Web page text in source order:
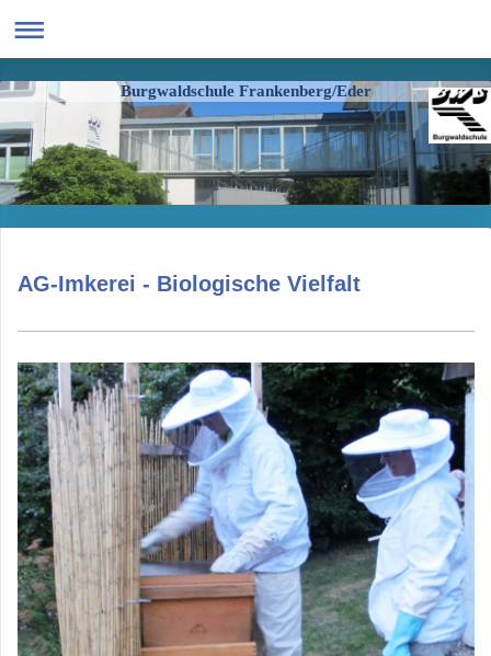
Burgwaldschule Frankenberg/Eder
AG-Imkerei - Biologische Vielfalt